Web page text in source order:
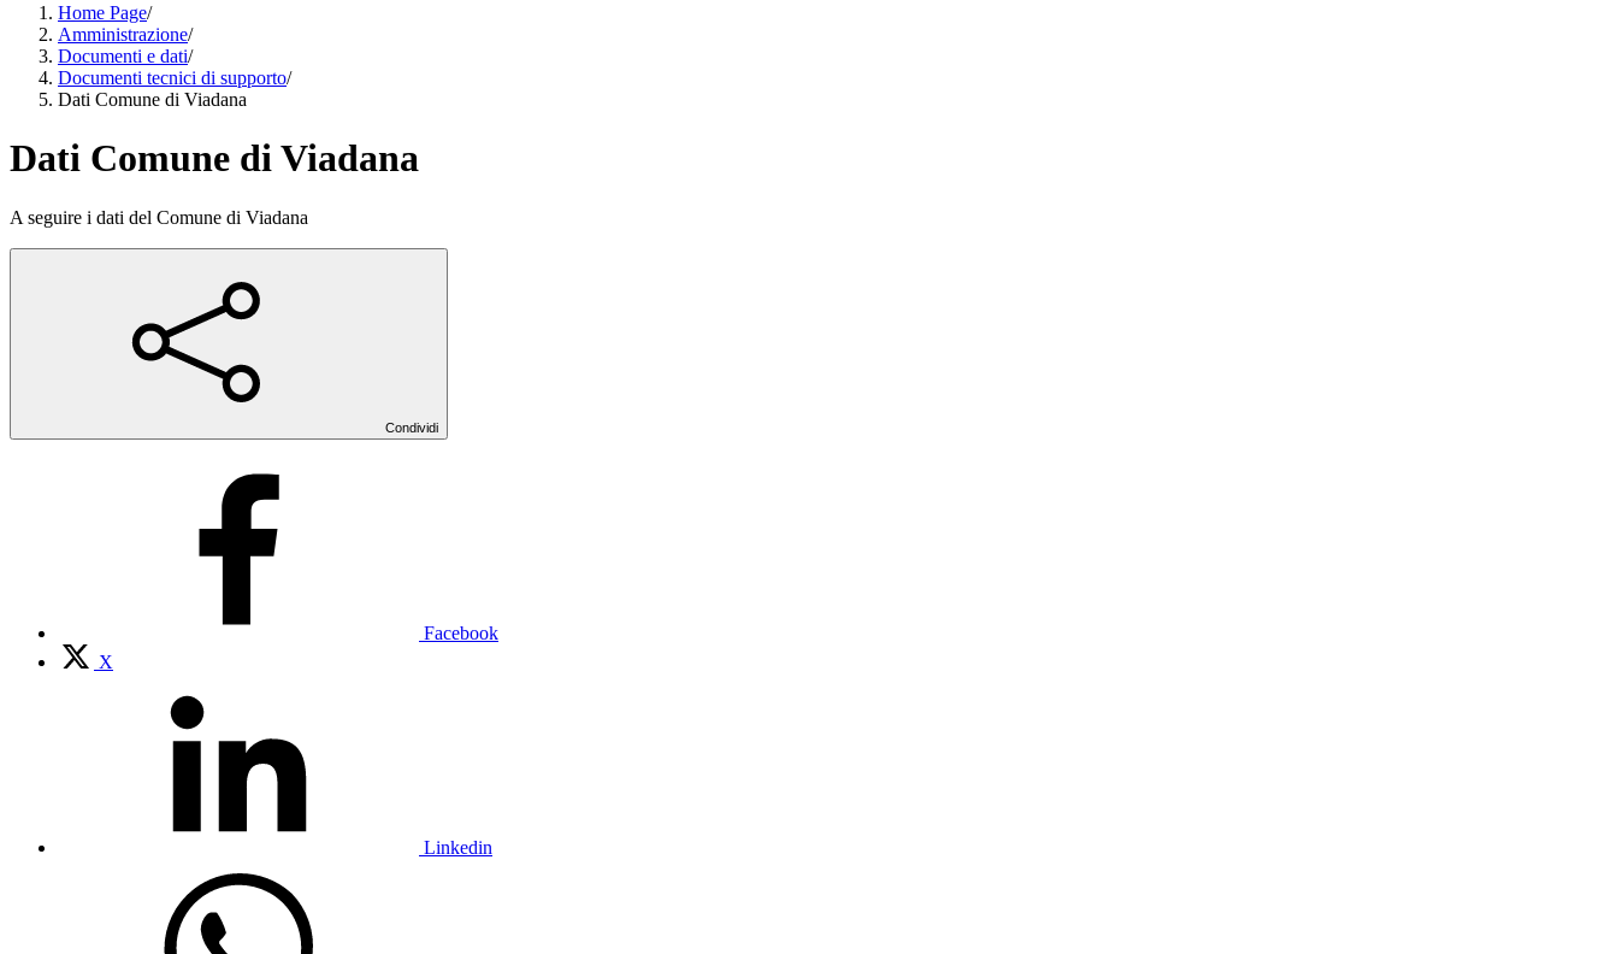
Home Page/
Amministrazione/
Documenti e dati/
Documenti tecnici di supporto/
Dati Comune di Viadana
Dati Comune di Viadana
A seguire i dati del Comune di Viadana
Condividi
Facebook
X
Linkedin